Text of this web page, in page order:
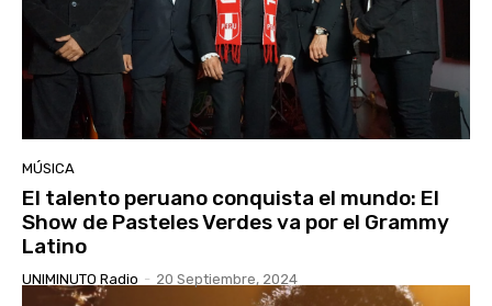
MÚSICA
El talento peruano conquista el mundo: El
Show de Pasteles Verdes va por el Grammy
Latino
UNIMINUTO Radio - 20 Septiembre, 2024